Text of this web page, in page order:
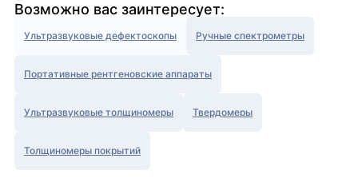
Возможно вас заинтересует:
Ультразвуковые дефектоскопы Ручные спектрометры
Портативные рентгеновские аппараты
Ультразвуковые толщиномеры Твердомеры
Толщиномеры покрытий